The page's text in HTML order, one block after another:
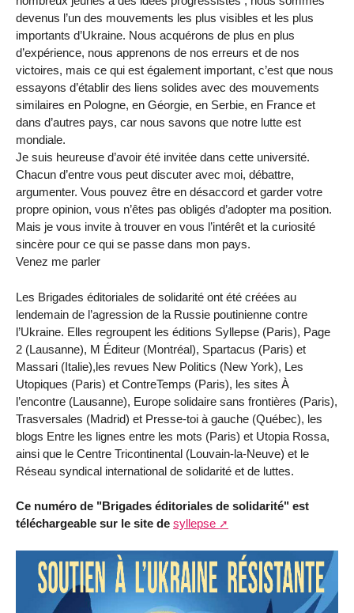
devenus l’un des mouvements les plus visibles et les plus
importants d’Ukraine. Nous acquérons de plus en plus
d’expérience, nous apprenons de nos erreurs et de nos
victoires, mais ce qui est également important, c’est que nous
essayons d’établir des liens solides avec des mouvements
similaires en Pologne, en Géorgie, en Serbie, en France et
dans d’autres pays, car nous savons que notre lutte est
mondiale.
Je suis heureuse d’avoir été invitée dans cette université.
Chacun d’entre vous peut discuter avec moi, débattre,
argumenter. Vous pouvez être en désaccord et garder votre
propre opinion, vous n’êtes pas obligés d’adopter ma position.
Mais je vous invite à trouver en vous l’intérêt et la curiosité
sincère pour ce qui se passe dans mon pays.
Venez me parler
Les Brigades éditoriales de solidarité ont été créées au
lendemain de l’agression de la Russie poutinienne contre
l’Ukraine. Elles regroupent les éditions Syllepse (Paris), Page
2 (Lausanne), M Éditeur (Montréal), Spartacus (Paris) et
Massari (Italie),les revues New Politics (New York), Les
Utopiques (Paris) et ContreTemps (Paris), les sites À
l’encontre (Lausanne), Europe solidaire sans frontières (Paris),
Trasversales (Madrid) et Presse-toi à gauche (Québec), les
blogs Entre les lignes entre les mots (Paris) et Utopia Rossa,
ainsi que le Centre Tricontinental (Louvain-la-Neuve) et le
Réseau syndical international de solidarité et de luttes.
Ce numéro de "Brigades éditoriales de solidarité" est
téléchargeable sur le site de syllepse